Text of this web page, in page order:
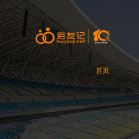
首页
首页